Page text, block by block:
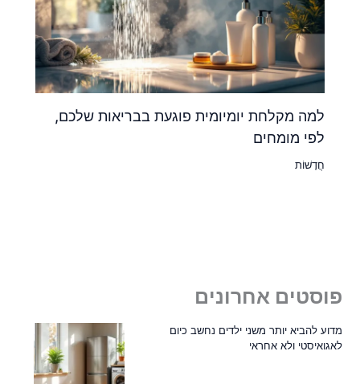
למה מקלחת יומיומית פוגעת בבריאות שלכם,
לפי מומחים
חֲדָשׁוֹת
פוסטים אחרונים
מדוע להביא יותר משני ילדים נחשב כיום
לאגואיסטי ולא אחראי